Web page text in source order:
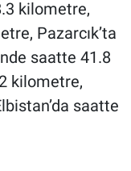
kilometre,
Pazarcık’ta
saatte 41.8
kilometre,
saatte